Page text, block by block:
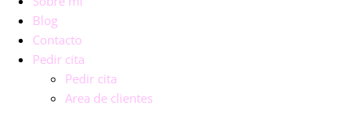
Blog
Contacto
Pedir cita
Pedir cita
Area de clientes